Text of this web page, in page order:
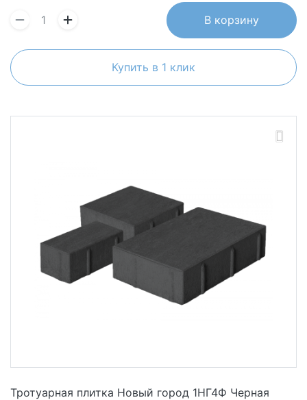
В корзину
Купить в 1 клик
Тротуарная плитка Новый город 1НГ4Ф Черная